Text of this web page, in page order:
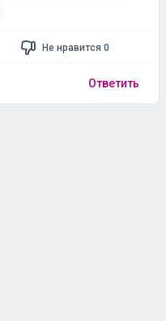
Не нравится 0
Ответить